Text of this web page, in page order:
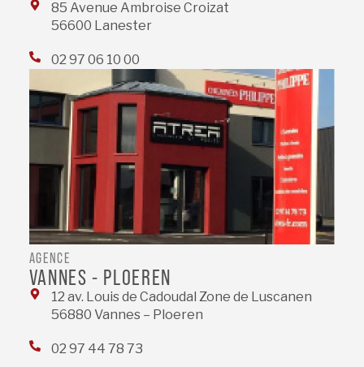
85 Avenue Ambroise Croizat
56600 Lanester
02 97 06 10 00
AGENCE
VANNES - PLOEREN
12 av. Louis de Cadoudal Zone de Luscanen
56880 Vannes – Ploeren
02 97 44 78 73